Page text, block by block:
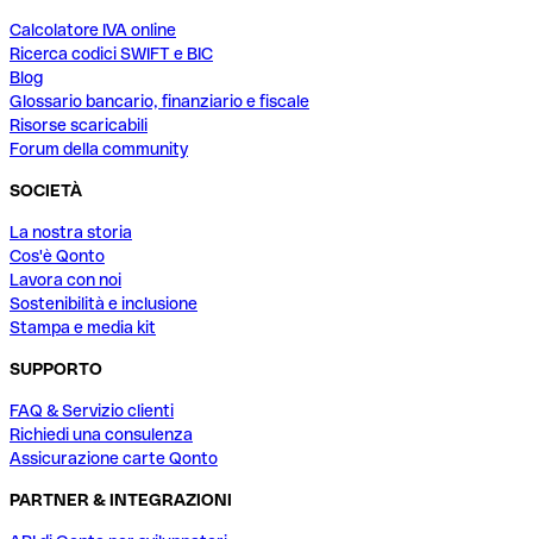
Calcolatore IVA online
Ricerca codici SWIFT e BIC
Blog
Glossario bancario, finanziario e fiscale
Risorse scaricabili
Forum della community
SOCIETÀ
La nostra storia
Cos'è Qonto
Lavora con noi
Sostenibilità e inclusione
Stampa e media kit
SUPPORTO
FAQ & Servizio clienti
Richiedi una consulenza
Assicurazione carte Qonto
PARTNER & INTEGRAZIONI